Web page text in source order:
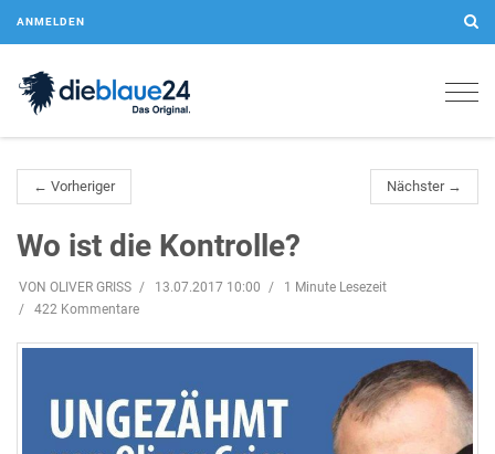
ANMELDEN
← Vorheriger Nächster →
Wo ist die Kontrolle?
VON OLIVER GRISS 13.07.2017 10:00
1 Minute Lesezeit
422 Kommentare